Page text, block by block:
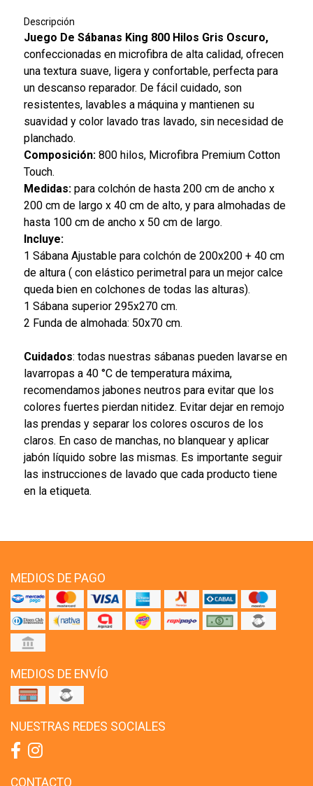
Descripción
Juego De Sábanas King 800 Hilos Gris Oscuro,
confeccionadas en microfibra de alta calidad, ofrecen
una textura suave, ligera y confortable, perfecta para
un descanso reparador. De fácil cuidado, son
resistentes, lavables a máquina y mantienen su
suavidad y color lavado tras lavado, sin necesidad de
planchado.
Composición: 800 hilos, Microfibra Premium Cotton
Touch.
Medidas: para colchón de hasta 200 cm de ancho x
200 cm de largo x 40 cm de alto, y para almohadas de
hasta 100 cm de ancho x 50 cm de largo.
Incluye:
1 Sábana Ajustable para colchón de 200x200 + 40 cm
de altura ( con elástico perimetral para un mejor calce
queda bien en colchones de todas las alturas).
1 Sábana superior 295x270 cm.
2 Funda de almohada: 50x70 cm.
Cuidados: todas nuestras sábanas pueden lavarse en
lavarropas a 40 °C de temperatura máxima,
recomendamos jabones neutros para evitar que los
colores fuertes pierdan nitidez. Evitar dejar en remojo
las prendas y separar los colores oscuros de los
claros. En caso de manchas, no blanquear y aplicar
jabón líquido sobre las mismas. Es importante seguir
las instrucciones de lavado que cada producto tiene
en la etiqueta.
MEDIOS DE PAGO
MEDIOS DE ENVÍO
NUESTRAS REDES SOCIALES
CONTACTO